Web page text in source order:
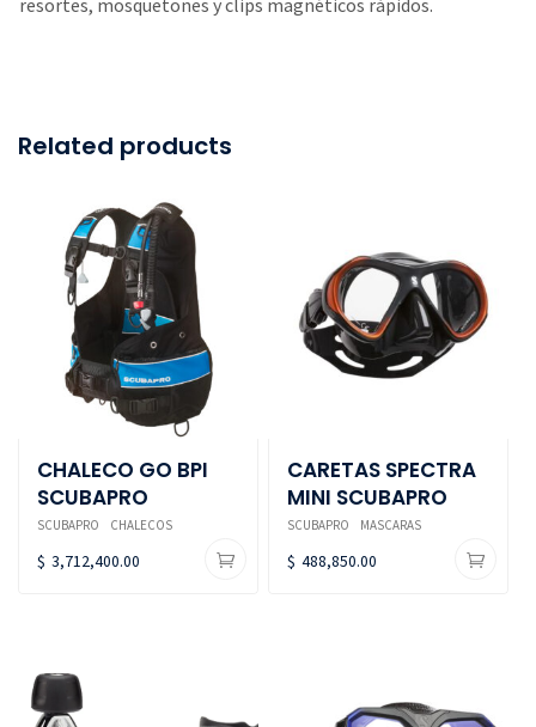
resortes, mosquetones y clips magnéticos rápidos.
Related products
CHALECO GO BPI
SCUBAPRO
SCUBAPRO CHALECOS
$ 3,712,400.00
CARETAS SPECTRA
MINI SCUBAPRO
SCUBAPRO MASCARAS
$ 488,850.00